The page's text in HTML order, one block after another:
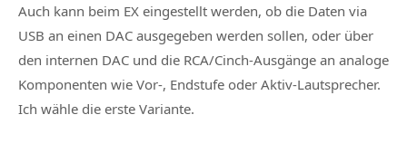
Auch kann beim EX eingestellt werden, ob die Daten via
USB an einen DAC ausgegeben werden sollen, oder über
den internen DAC und die RCA/Cinch-Ausgänge an analoge
Komponenten wie Vor-, Endstufe oder Aktiv-Lautsprecher.
Ich wähle die erste Variante.